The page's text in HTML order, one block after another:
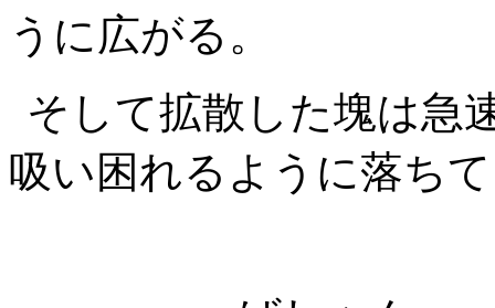
うに広がる。
そして拡散した塊は急
吸い困れるように落ち